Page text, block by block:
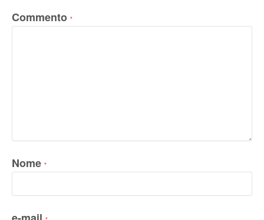
Commento *
Nome *